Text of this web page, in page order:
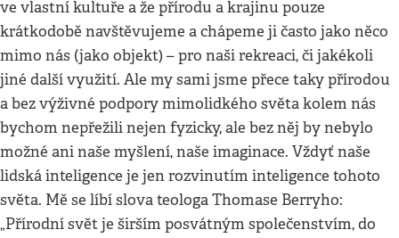
ve vlastní kultuře a že přírodu a krajinu pouze
krátkodobě navštěvujeme a chápeme ji často jako něco
mimo nás (jako objekt) – pro naši rekreaci, či jakékoli
jiné další využití. Ale my sami jsme přece taky přírodou
a bez výživné podpory mimolidkého světa kolem nás
bychom nepřežili nejen fyzicky, ale bez něj by nebylo
možné ani naše myšlení, naše imaginace. Vždyť naše
lidská inteligence je jen rozvinutím inteligence tohoto
světa. Mě se líbí slova teologa Thomase Berryho:
„Přírodní svět je širším posvátným společenstvím, do